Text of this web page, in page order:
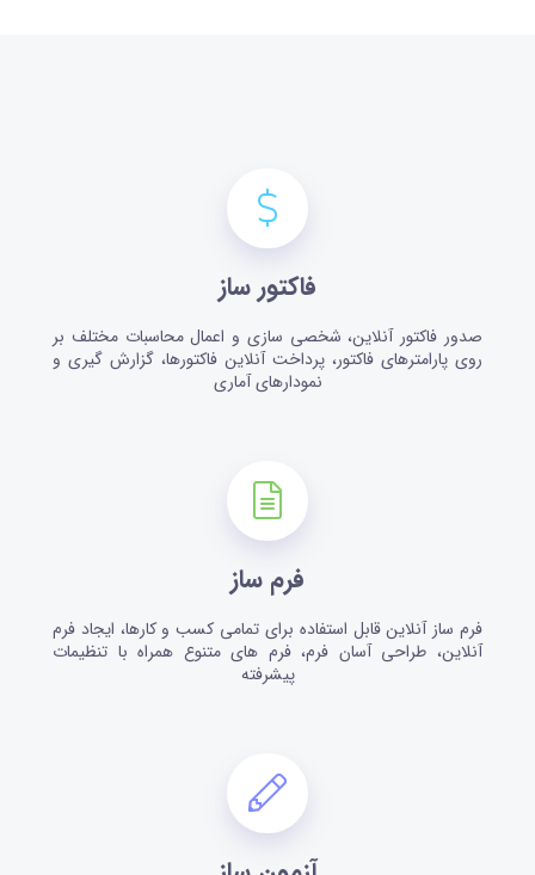
فاکتور ساز
صدور فاکتور آنلاین، شخصی سازی و اعمال محاسبات مختلف بر
روی پارامترهای فاکتور، پرداخت آنلاین فاکتورها، گزارش گیری و
نمودارهای آماری
فرم ساز
فرم ساز آنلاین قابل استفاده برای تمامی کسب و کارها، ایجاد فرم
آنلاین، طراحی آسان فرم، فرم های متنوع همراه با تنظیمات
پیشرفته